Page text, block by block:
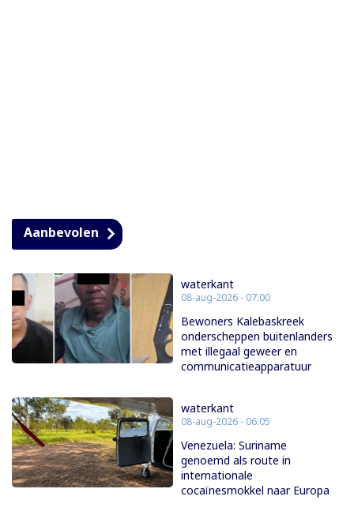
Aanbevolen
waterkant
08-aug-2026 - 07:00
Bewoners Kalebaskreek
onderscheppen buitenlanders
met illegaal geweer en
communicatieapparatuur
waterkant
08-aug-2026 - 06:05
Venezuela: Suriname
genoemd als route in
internationale
cocaïnesmokkel naar Europa